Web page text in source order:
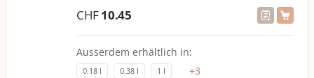
CHF10.45
Ausserdem erhältlich in:
0.18 l 0.38 l 1 l +3